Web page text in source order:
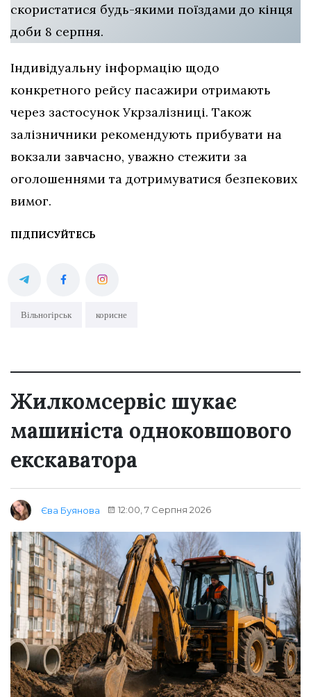
скористатися будь-якими поїздами до кінця
доби 8 серпня.
Індивідуальну інформацію щодо
конкретного рейсу пасажири отримають
через застосунок Укрзалізниці. Також
залізничники рекомендують прибувати на
вокзали завчасно, уважно стежити за
оголошеннями та дотримуватися безпекових
вимог.
ПІДПИСУЙТЕСЬ
Вільногірськ корисне
Жилкомсервіс шукає
машиніста одноковшового
екскаватора
Єва Буянова 12:00, 7 Серпня 2026